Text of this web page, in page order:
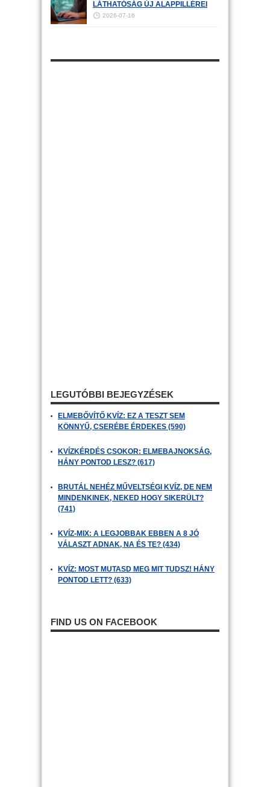
LÁTHATÓSÁG ÚJ ALAPPILLÉREI
2026-07-16
LEGUTÓBBI BEJEGYZÉSEK
ELMEBŐVÍTŐ KVÍZ: EZ A TESZT SEM
KÖNNYŰ, CSERÉBE ÉRDEKES (590)
KVÍZKÉRDÉS CSOKOR: ELMEBAJNOKSÁG,
HÁNY PONTOD LESZ? (617)
BRUTÁL NEHÉZ MŰVELTSÉGI KVÍZ, DE NEM
MINDENKINEK, NEKED HOGY SIKERÜLT?
(741)
KVÍZ-MIX: A LEGJOBBAK EBBEN A 8 JÓ
VÁLASZT ADNAK, NA ÉS TE? (434)
KVÍZ: MOST MUTASD MEG MIT TUDSZ! HÁNY
PONTOD LETT? (633)
FIND US ON FACEBOOK